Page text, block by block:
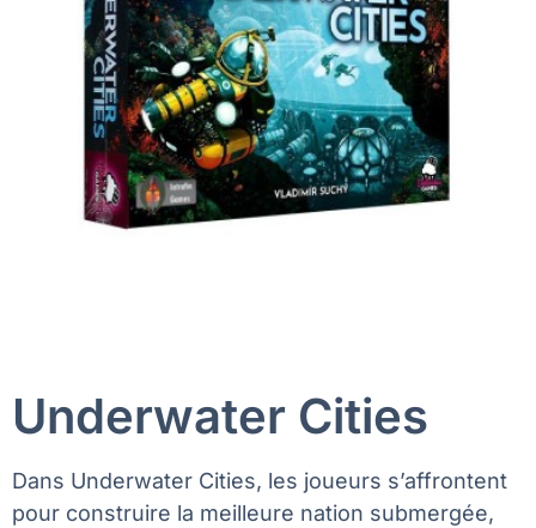
Underwater Cities
Dans Underwater Cities, les joueurs s’affrontent
pour construire la meilleure nation submergée,